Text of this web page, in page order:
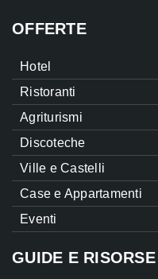
OFFERTE
Hotel
Ristoranti
Agriturismi
Discoteche
Ville e Castelli
Case e Appartamenti
Eventi
GUIDE E RISORSE